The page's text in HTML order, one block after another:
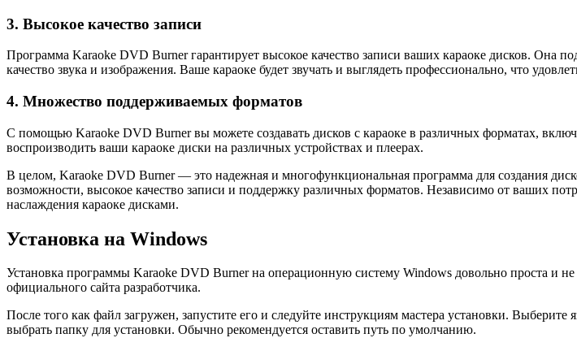
3. Высокое качество записи
Программа Karaoke DVD Burner гарантирует высокое качество записи ваших караоке дисков. Она
качество звука и изображения. Ваше караоке будет звучать и выглядеть профессионально, что
4. Множество поддерживаемых форматов
С помощью Karaoke DVD Burner вы можете создавать дисков с караоке в различных форматах,
воспроизводить ваши караоке диски на различных устройствах и плеерах.
В целом, Karaoke DVD Burner — это надежная и многофункциональная программа для создания
возможности, высокое качество записи и поддержку различных форматов. Независимо от ваших
наслаждения караоке дисками.
Установка на Windows
Установка программы Karaoke DVD Burner на операционную систему Windows довольно проста и
официального сайта разработчика.
После того как файл загружен, запустите его и следуйте инструкциям мастера установки.
выбрать папку для установки. Обычно рекомендуется оставить путь по умолчанию.